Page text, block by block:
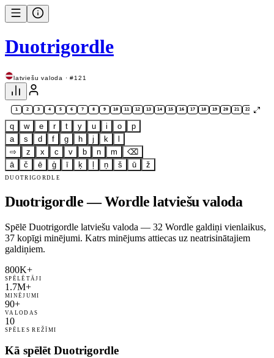
Duotrigordle
latviešu valoda · #121
1 2 3 4 5 6 7 8 9 10 11 12 13 14 15 16 17 18 19 20 21 22 23
q w e r t y u i o
p
a
s d f g h j k
⇨
z x c v b n m
⌫
ā
č ē ģ ī ķ ņ š ū ž
DUOTRIGORDLE
Duotrigordle — Wordle latviešu valoda
Spēlē Duotrigordle latviešu valoda — 32 Wordle galdiņi vienlaikus,
37 kopīgi minējumi. Katrs minējums attiecas uz neatrisinātajiem
galdiņiem.
800K+
SPĒLĒTĀJI
1.7M+
MINĒJUMI
90+
VALODAS
10
SPĒLES REŽĪMI
Kā spēlēt Duotrigordle